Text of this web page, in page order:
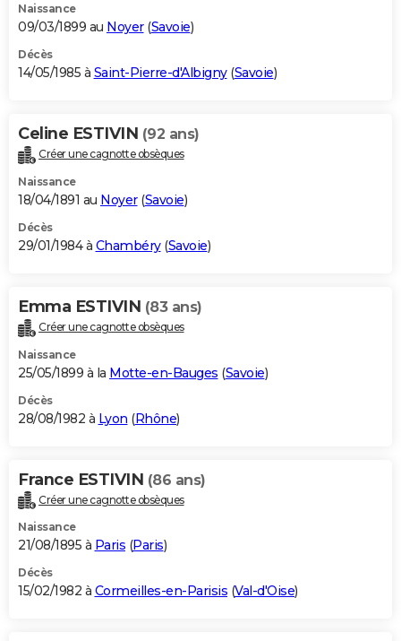
Naissance
09/03/1899 au Noyer(Savoie)
Décès
14/05/1985 à Saint-Pierre-d'Albigny(Savoie)
Celine ESTIVIN (92 ans)
Créer une cagnotte obsèques
Naissance
18/04/1891 au Noyer(Savoie)
Décès
29/01/1984 à Chambéry(Savoie)
Emma ESTIVIN (83 ans)
Créer une cagnotte obsèques
Naissance
25/05/1899 à la Motte-en-Bauges (Savoie)
Décès
28/08/1982 à Lyon (Rhône)
France ESTIVIN (86 ans)
Créer une cagnotte obsèques
Naissance
21/08/1895 à Paris (Paris)
Décès
15/02/1982 à Cormeilles-en-Parisis (Val-d'Oise)